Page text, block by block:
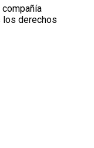
los derechos